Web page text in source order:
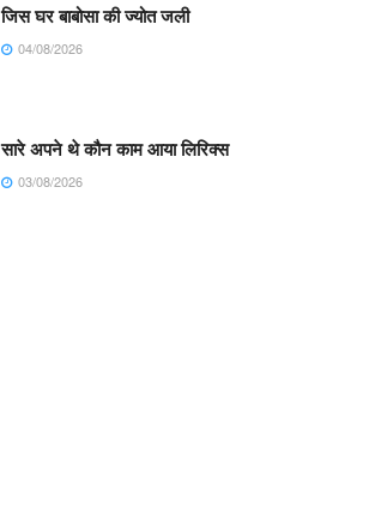
जिस घर बाबोसा की ज्योत जली
04/08/2026
सारे अपने थे कौन काम आया लिरिक्स
03/08/2026